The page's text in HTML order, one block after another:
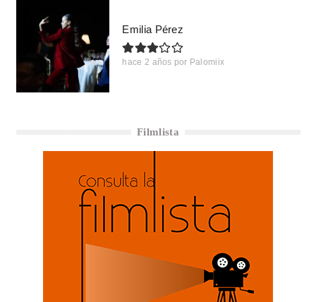
Emilia Pérez
hace 2 años por Palomiix
Filmlista